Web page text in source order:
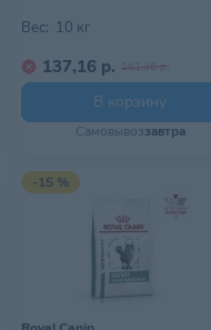
Вес: 10 кг
137,16 р. 161,36 р.
В корзину
Самовывоззавтра
-15 %